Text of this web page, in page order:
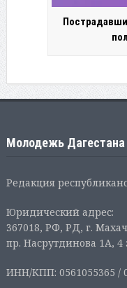
Молодежь Дагестана
Редакция
Юридический адрес:
367018, РФ, РД, г.
пр. Насрутдинова 1А, 4
ИНН/КПП: 0561055365 /